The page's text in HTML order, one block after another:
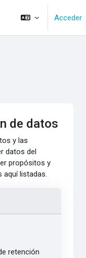
Acceder
de datos
y las
datos del
propósitos y
aquí listadas.
retención